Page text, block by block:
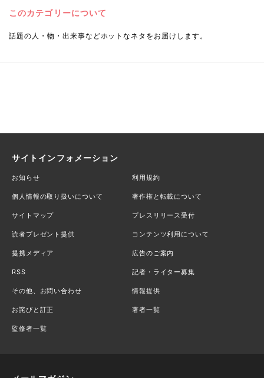
このカテゴリーについて
話題の人・物・出来事などホットなネタをお届けします。
サイトインフォメーション
お知らせ 利用規約
個人情報の取り扱いについて 著作権と転載について
サイトマップ プレスリリース受付
読者プレゼント提供 コンテンツ利用について
提携メディア 広告のご案内
RSS 記者・ライター募集
その他、お問い合わせ 情報提供
お詫びと訂正 著者一覧
監修者一覧